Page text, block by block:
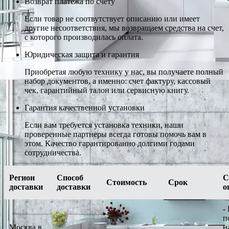
Если товар не соотвутствует описанию или имеет
другие несоответствия, мы возвращаем средства на счет,
с которого производилась оплата.
Юридическая защита и гарантия
Приобретая любую технику у нас, вы получаете полный
набор документов, а именно: счет фактуру, кассовый
чек, гарантийный талон или сервисную книгу.
Гарантия качественной установки
Если вам требуется установка техники, наши
проверенные партнеры всегда готовы помочь вам в
этом. Качество гарантированно долгими годами
сотрудничества.
Регион
доставки
Способ
доставки
Стоимость Срок
Москва в
-